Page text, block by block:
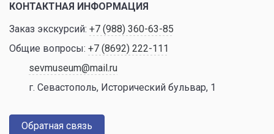
КОНТАКТНАЯ ИНФОРМАЦИЯ
Заказ экскурсий: +7 (988) 360-63-85
Общие вопросы: +7 (8692) 222-111
sevmuseum@mail.ru
г. Севастополь, Исторический бульвар, 1
Обратная связь